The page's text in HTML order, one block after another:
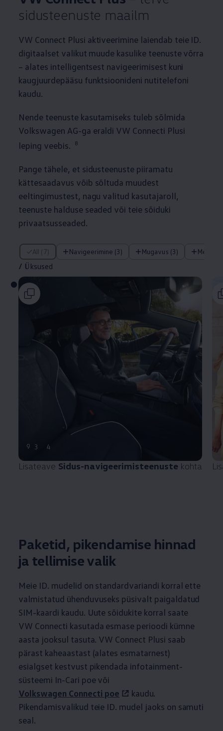
sidusteenuste maailm
VW Connect Plusi aktiveerimine laiendab teie ID.
digitaalset valikut muude kasulike teenuste võrra
– alates intelligentsest navigeerimisest kuni
kaugjuurdepääsu funktsioonideni nutitelefoni
kaudu.
Nende teenuste kasutamiseks tuleb sõlmida
Volkswagen AG-ga eraldi VW Connecti Plusi
leping veebis.
8
Pange tähele, et sidusteenuste piiramatu
kättesaadavus võib sõltuda muudest
eeltingimustest, nagu valitud kasutajaroll,
teenuste halduse seaded või teie sõiduki
privaatsusseaded.
All (7) Navigeerimine (3) Mugavus (3)
/ Üksused
/ Üksused
9 3 4
Lisateave Sidus-navigeerimisteenuste kohta
Paketid, pikendamise hinnad
ja tellimise valik
Meie ID. mudelid on standardvariandi korral ette
valmistatud ühenduvuseks püsivalt paigaldatud
SIM-kaardi kaudu. Uute sõidukite korral saate
VW Connecti kasutada esmase perioodi kümne
aasta jooksul tasuta. VW Connect Plusi saab
pärast kaheaastast (alates esmatarnest)
esialgset kestvust pikendada infotainment-
süsteemi In-Cari poe või
Volkswagen Connecti poe
kaudu.
Pikendamisvalikud teie ID. mudel jaoks on samuti
seal.